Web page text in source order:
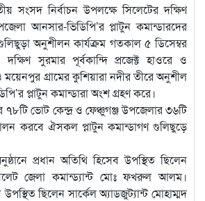
সংসদ নির্বাচন উপলক্ষে সিলেটের দক্ষিণ
আনসার-ভিডিপি’র প্লাটুন কমান্ডারদের
অনুশীলন কার্যক্রম গতকাল ৫ ডিসেম্বর
সুরমার পূর্বকান্দি প্রজেক্ট হাওরে ও
গ্রামের কুশিয়ারা নদীর তীরে অনুশীল
প্লাটুন কমান্ডারা অংশ গ্রহণ করে।
৭৮টি ভোট কেন্দ্র ও ফেঞ্চুগঞ্জ উপজেলার ৩৬টি
করবে ঐসকল প্লাটুন কমান্ডাগণ গুলিছুড়ে
প্রধান অতিথি হিসেব উপস্থিত ছিলেন
জেলা কমান্ড্যান্ট মোঃ ফখরুল আলম।
ছিলেন সার্কেল অ্যাডজুট্যান্ট মোহাম্মদ